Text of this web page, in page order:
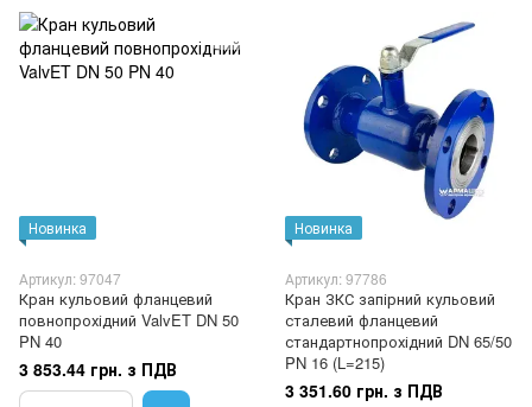
Новинка
Артикул: 97047
Кран кульовий фланцевий
повнопрохідний ValvET DN 50
PN 40
3 853.44 грн. з ПДВ
Новинка
Артикул: 97786
Кран ЗКС запірний кульовий
сталевий фланцевий
стандартнопрохідний DN 65/50
PN 16 (L=215)
3 351.60 грн. з ПДВ